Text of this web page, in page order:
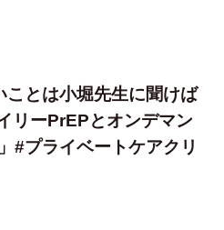
ことは小堀先生に聞けば
ーPrEPとオンデマン
#プライベートケアクリ